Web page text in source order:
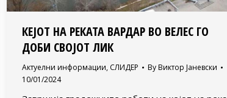
КЕЈОТ НА РЕКАТА ВАРДАР ВО ВЕЛЕС ГО
ДОБИ СВОЈОТ ЛИК
Актуелни информации, СЛИДЕР By Виктор Јаневски
10/01/2024